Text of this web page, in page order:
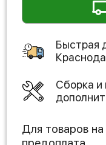
Быстрая
Сборка и
Для товаров на